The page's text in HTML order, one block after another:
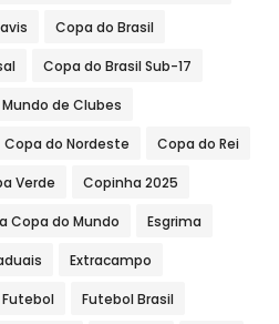
Copa do Brasil
Copa do Brasil Sub-17
de Clubes
Copa do Nordeste Copa do Rei
Verde Copinha 2025
Copa do Mundo Esgrima
Extracampo
Futebol Futebol Brasil